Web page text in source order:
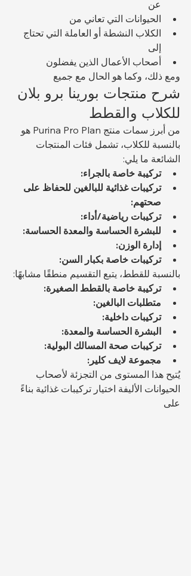
عن
الحيوانات التي تعاني من
الكلاب النشطة أو العاملة التي تحتاج
إلى
أصحاب الأعمال الذين يفضلون
ومع ذلك، وكما هو الحال مع جميع
شرح منتجات بورينا برو بلان
للكلاب والقطط
من أبرز سمات منتج Purina Pro Plan هو
بالنسبة للكلاب، تشمل فئات المنتجات
الشائعة ما يلي:
تركيبة خاصة بالجراء:
تركيبات غذائية للبالغين للحفاظ على
صحتهم:
تركيبات رياضية/أداء:
للبشرة الحساسة والمعدة الحساسة:
إدارة الوزن:
تركيبات خاصة بكبار السن:
بالنسبة للقطط، يتبع التقسيم منطقًا مشابهًا:
تركيبة خاصة بالقطط الصغيرة:
متطلبات البالغين:
تركيبات داخلية:
البشرة الحساسة والمعدة:
تركيبات صحة المسالك البولية:
مجموعة لايف كلير:
يُتيح هذا المستوى من التجزئة لأصحاب
الحيوانات الأليفة اختيار تركيبات غذائية بناءً
على